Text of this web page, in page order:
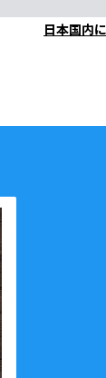
日本国内